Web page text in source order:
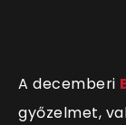
A decemberi
győzelmet,